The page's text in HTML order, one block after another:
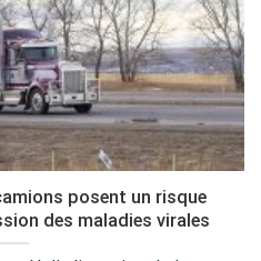
posent un risque
des maladies virales